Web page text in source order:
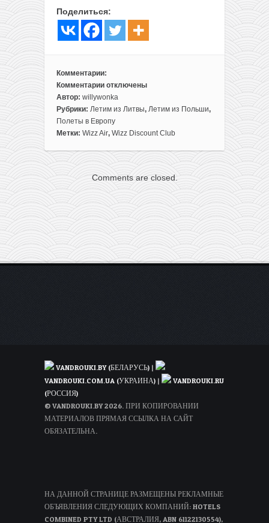
Поделиться:
Комментарии:
Комментарии
к
записи
Wizz
Air:
20%
рейсы
для
клуба!
отключены
Автор: willywonka
Рубрики: Летим из Литвы, Летим из Польши,
Полеты в Европу
Метки: Wizz Air, Wizz Discount Club
Comments are closed.
VANDROUKI.BY (БЕЛАРУСЬ) |
VANDROUKI.COM.UA (УКРАИНА) |
VANDROUKI.RU
(РОССИЯ)
© VANDROUKI.BY 2026. ПРИ КОПИРОВАНИИ
МАТЕРИАЛОВ ПРЯМАЯ ССЫЛКА НА САЙТ
ОБЯЗАТЕЛЬНА.
НА ДАННОЙ СТРАНИЦЕ РАЗМЕЩЕНЫ РЕКЛАМНЫЕ
ОБЪЯВЛЕНИЯ СЛЕДУЮЩИХ КОМПАНИЙ: HOTELS
COMBINED PTY LTD (АВСТРАЛИЯ, ABN 61122130554),